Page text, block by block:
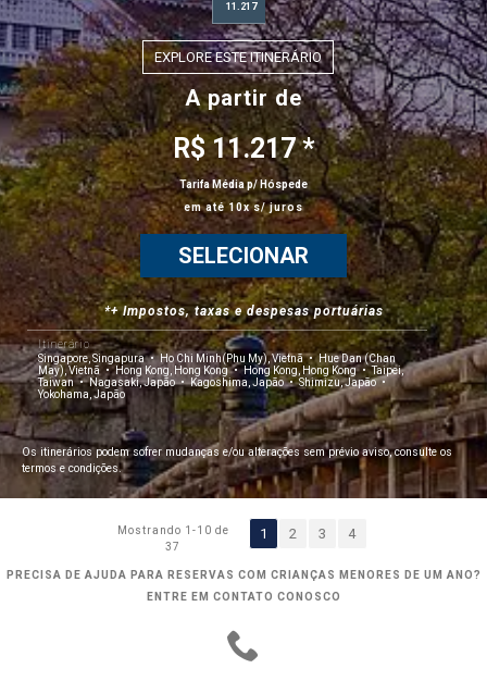
11.217
EXPLORE ESTE ITINERÁRIO
A partir de
R$ 11.217 *
Tarifa Média p/ Hóspede
em até 10x s/ juros
SELECIONAR
*+ Impostos, taxas e despesas portuárias
Itinerário
Singapore, Singapura
Ho Chi Minh(Phu My), Vietnã
Hue Dan (Chan
May), Vietnã
Hong Kong, Hong Kong Hong Kong, Hong Kong
Taipei,
Taiwan
Nagasaki, Japão Kagoshima, Japão
Shimizu, Japão
Yokohama, Japão
Os itinerários podem sofrer mudanças e/ou alterações sem prévio aviso, consulte os
termos e condições.
Mostrando 1-10 de
37
1 2 3 4
PRECISA DE AJUDA PARA RESERVAS COM CRIANÇAS MENORES DE UM ANO?
ENTRE EM CONTATO CONOSCO